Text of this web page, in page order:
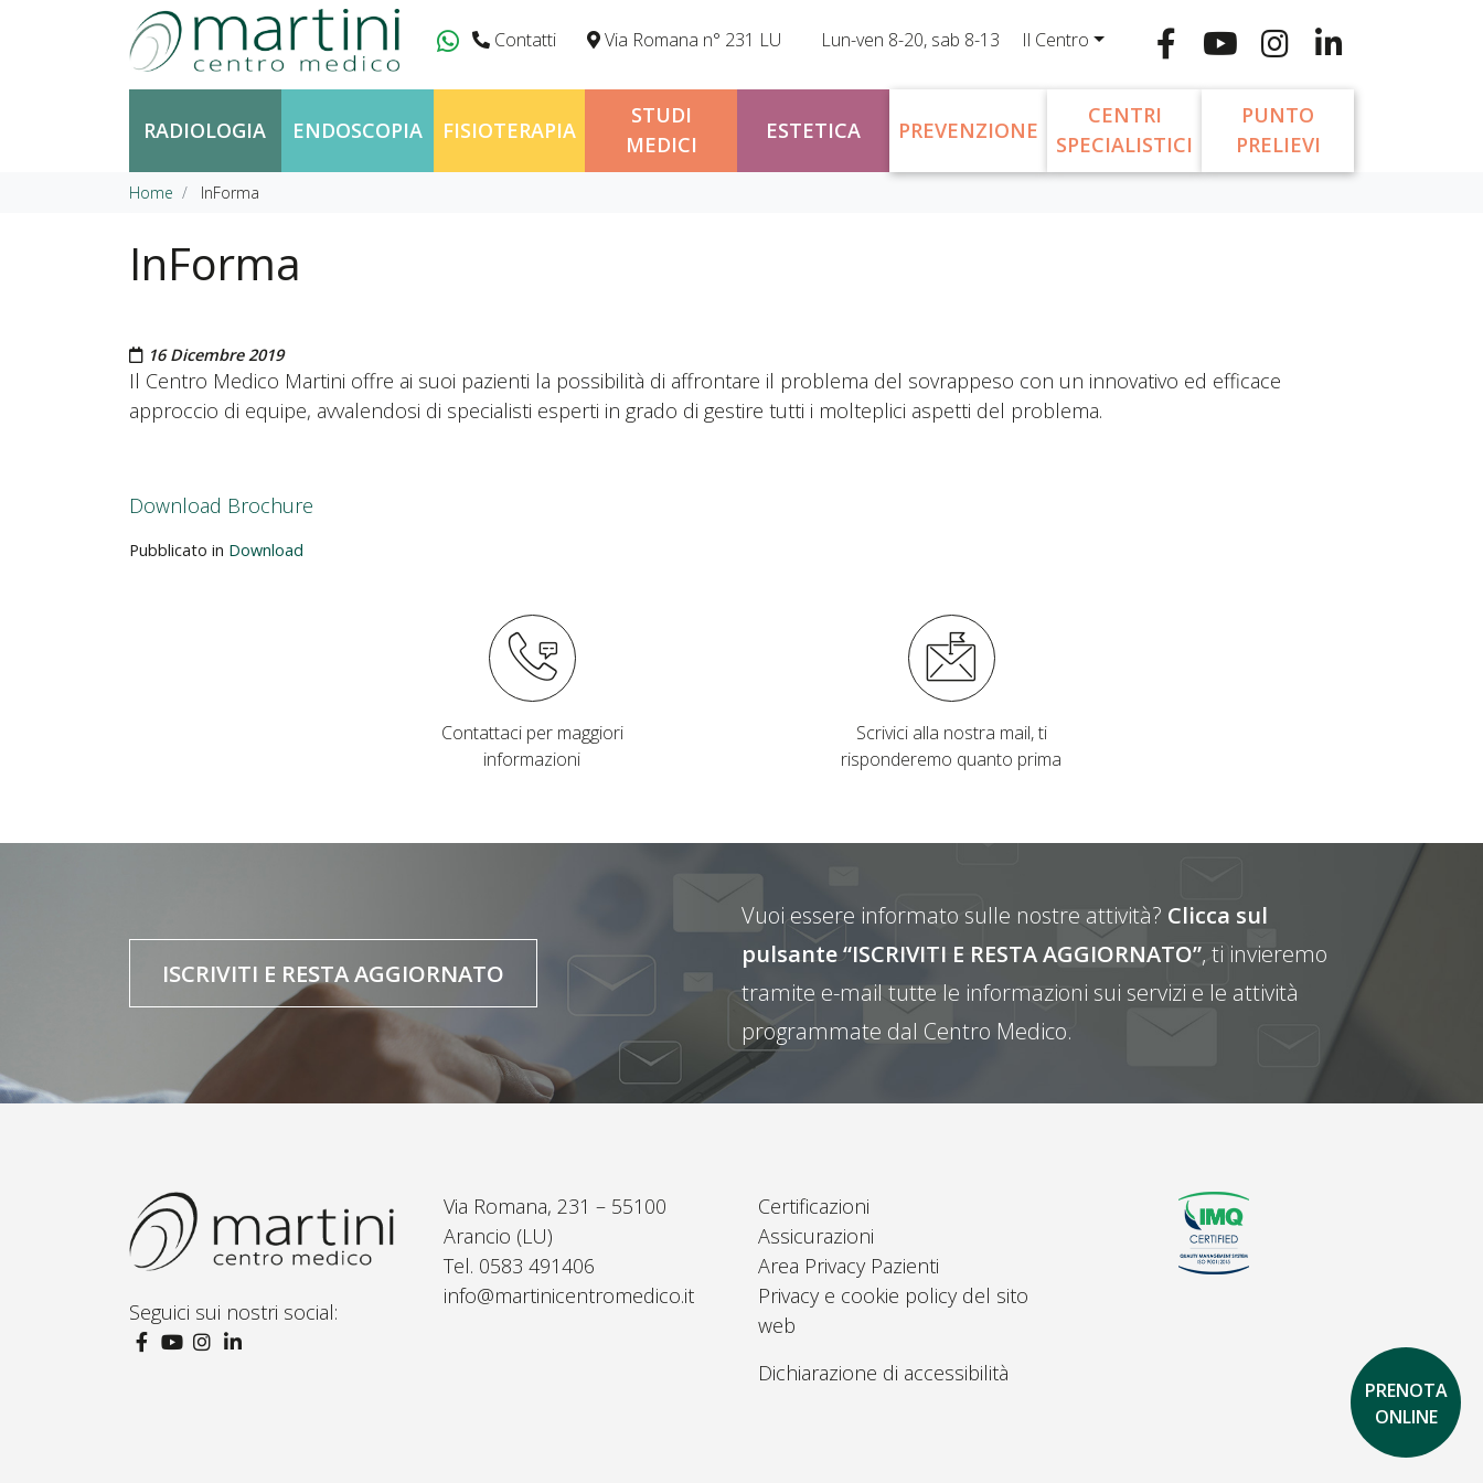
Vai al contenuto
Contatti Via Romana n° 231 LU Lun-ven 8-20, sab 8-13 Il Centro
RADIOLOGIA ENDOSCOPIA FISIOTERAPIA
STUDI
MEDICI
ESTETICA PREVENZIONE
CENTRI
SPECIALISTICI
PUNTO
PRELIEVI
Home InForma
InForma
Pubblicato il
16 Dicembre 2019
Il Centro Medico Martini offre ai suoi pazienti la possibilità di affrontare il problema del sovrappeso con un innovativo ed efficace
approccio di equipe, avvalendosi di specialisti esperti in grado di gestire tutti i molteplici aspetti del problema.
Download Brochure
Pubblicato in Download
Contattaci per maggiori
informazioni
Scrivici alla nostra mail, ti
risponderemo quanto prima
ISCRIVITI E RESTA AGGIORNATO
Vuoi essere informato sulle nostre attività? Clicca sul
pulsante “ISCRIVITI E RESTA AGGIORNATO”, ti invieremo
tramite e-mail tutte le informazioni sui servizi e le attività
programmate dal Centro Medico.
Seguici sui nostri social:
Via Romana, 231 – 55100
Arancio (LU)
Tel. 0583 491406
info@martinicentromedico.it
Certificazioni
Assicurazioni
Area Privacy Pazienti
Privacy e cookie policy del sito
web
Dichiarazione di accessibilità
PRENOTA
ONLINE